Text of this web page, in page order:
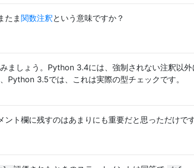
たま 関数注釈という意味ですか？
ましょう。Python 3.4には、強制されない注釈以外
Python 3.5では、これは実際の型チェックです。
ト欄に残すのはあまりにも重要だと思っただけです